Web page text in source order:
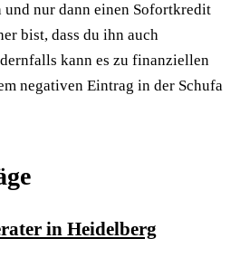
nur dann einen Sofortkredit
bist, dass du ihn auch
kann es zu finanziellen
negativen Eintrag in der Schufa
in Heidelberg